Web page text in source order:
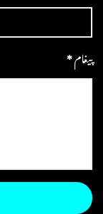
پیغام*